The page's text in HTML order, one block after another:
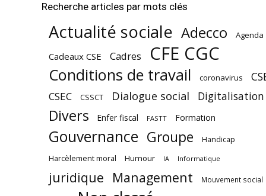
Recherche articles par mots clés
Actualité sociale Adecco Agenda
Cadeaux CSE Cadres CFE CGC
Conditions de travail coronavirus
CSEC CSSCT Dialogue social Digitalisation
Divers Enfer fiscal FASTT Formation
Gouvernance Groupe Handicap
Harcèlement moral Humour IA Informatique
juridique Management Mouvement social